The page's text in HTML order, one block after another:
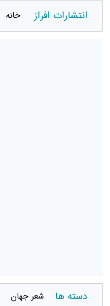
انتشارات افراز خانه
دسته ها شعر جهان